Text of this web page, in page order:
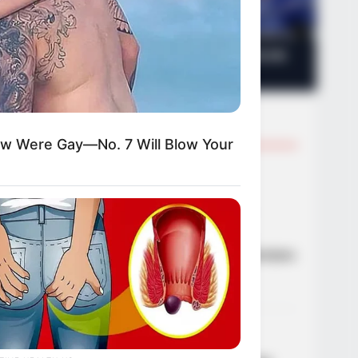
και
read
Η «κρυφή» κόντρα Μενδώνη και
01Ανήλικος έγινε στόχος
απατεώνων – Μετά από
επιχείρηση της ΕΛΑΣ
συνελήφθη 63χρονη που
προσπάθησε να τον εξαπατήσει
τηλεφωνικά
21/09/2024, 19:06·1 min read
02 ΑΣΤΥΝΟΜΙΚΆ
Ζωγράφου: Συνελήφθη
Were Gay—No. 7 Will Blow Your